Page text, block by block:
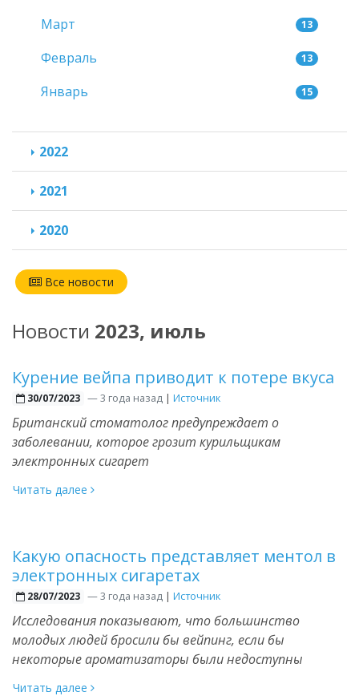
Новости 2023, июль
Курение вейпа приводит к потере вкуса
30/07/2023 —3 года назад | Источник
Британский стоматолог предупреждает о
заболевании, которое грозит курильщикам
электронных сигарет
Читать далее
Какую опасность представляет ментол в
электронных сигаретах
28/07/2023 —3 года назад | Источник
Исследования показывают, что большинство
молодых людей бросили бы вейпинг, если бы
некоторые ароматизаторы были недоступны
Читать далее
Март 13
Февраль 13
Январь 15
2022
2021
2020
Все новости